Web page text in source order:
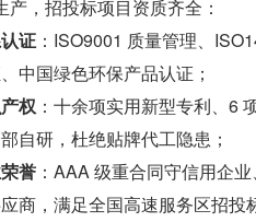
产，招投标项目资质齐全：
证 ：ISO9001 质量管理、
中国绿色环保产品认证；
权 ：十余项实用新型专利、6
自研，杜绝贴牌代工隐患；
誉 ：AAA 级重合同守信用企
商，满足全国高速服务区招投